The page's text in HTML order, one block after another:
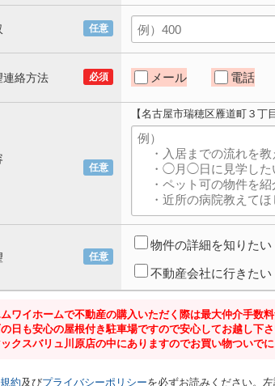
任意
必須
連絡方法 メール 電話
任意
【名古屋市瑞穂区雁道町３丁
任意
物件の詳細を知りたい
不動産会社に行きたい
ワイホームで不動産の購入いただく際は最大仲介手数
日も安心の屋根付き駐車場ですので安心してお越し下さ
クスバリュ川原店の中にありますのでお買い物ついで
約及びプライバシーポリシーを必ずお読みください。